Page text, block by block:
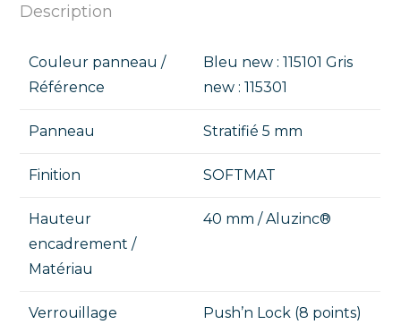
Description
Couleur panneau /
Référence
Bleu new : 115101 Gris
new : 115301
Panneau Stratifié 5 mm
Finition SOFTMAT
Hauteur
encadrement /
Matériau
40 mm / Aluzinc®
Verrouillage Push’n Lock (8 points)